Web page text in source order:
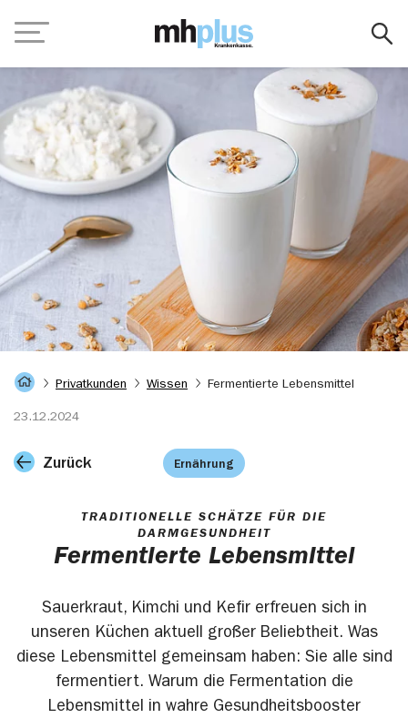
Navigation
Startseite
Privatkunden
Wissen Fermentierte Lebensmittel
23.12.2024
Zurück Ernährung
TRADITIONELLE SCHÄTZE FÜR DIE
DARMGESUNDHEIT
Fermentierte Lebensmittel
Sauerkraut, Kimchi und Kefir erfreuen sich in
unseren Küchen aktuell großer Beliebtheit. Was
diese Lebensmittel gemeinsam haben: Sie alle sind
fermentiert. Warum die Fermentation die
Lebensmittel in wahre Gesundheitsbooster